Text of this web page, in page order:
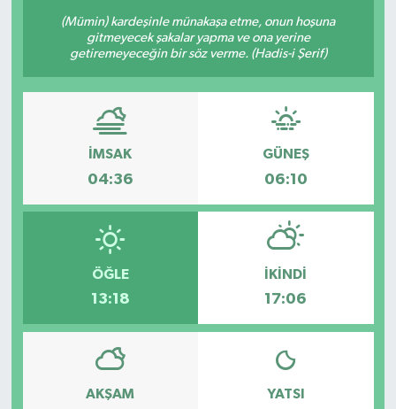
(Mümin) kardeşinle münakaşa etme, onun hoşuna
gitmeyecek şakalar yapma ve ona yerine
getiremeyeceğin bir söz verme. (Hadis-i Şerif)
İMSAK
04:36
GÜNEŞ
06:10
ÖĞLE
13:18
İKINDI
17:06
AKŞAM YATSI